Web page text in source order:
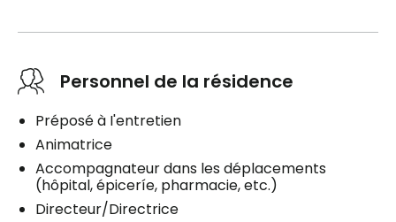
Personnel de la résidence
Préposé à I'entretien
Animatrice
Accompagnateur dans les déplacements
(hôpital, épiceríe, pharmacie, etc.)
Directeur/Directrice